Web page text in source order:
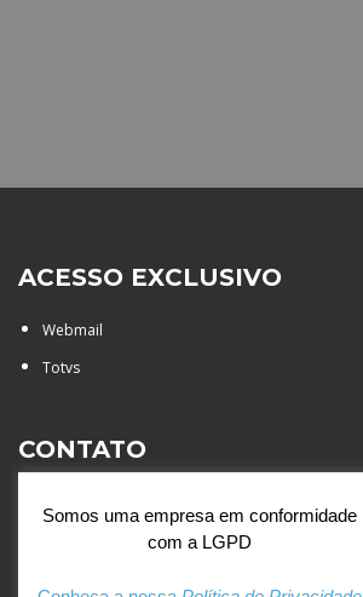
ACESSO EXCLUSIVO
Webmail
Totvs
CONTATO
Santa Catarina - São José do
Rio Preto (SP)
Somos uma empresa em conformidade
com a LGPD